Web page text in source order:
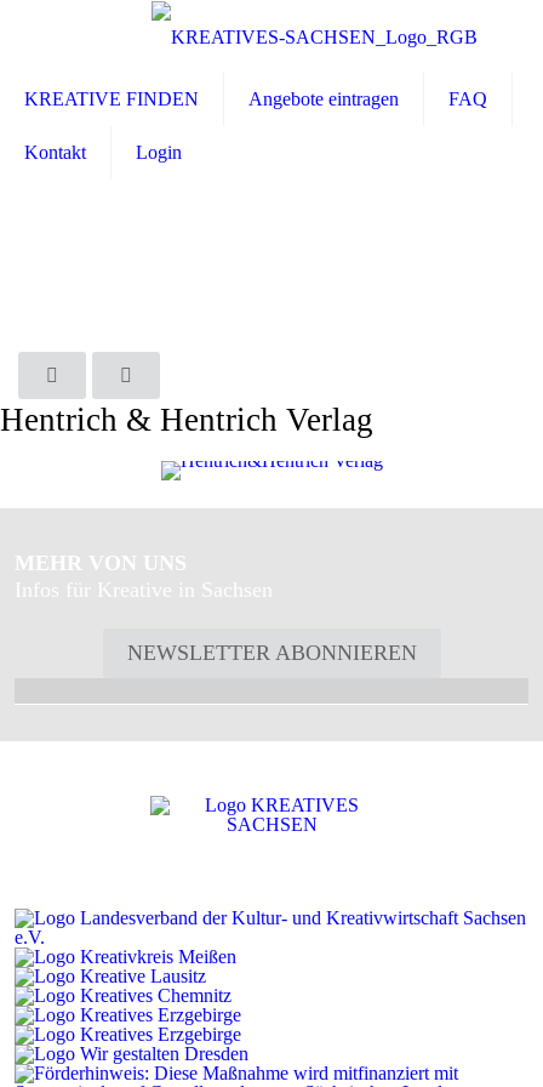
KREATIVE FINDEN Angebote eintragen FAQ
Kontakt Login
Hentrich & Hentrich Verlag
MEHR VON UNS
Infos für Kreative in Sachsen
NEWSLETTER ABONNIEREN